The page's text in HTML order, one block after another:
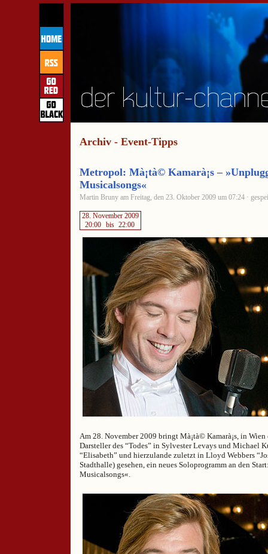
Archiv - Event-Tipps
Metropol: Mà¡tà© Kamarà¡s –
Musicalsongs«
Martin Bruny am Freitag, den 23. Oktober 2009 um 07:24 ·
28. November 2009
20:00 bis 22:00
Am 28. November 2009 bringt Mà¡tà© Kamarà¡s, in
Darsteller des “Todes” in Sylvester Levays und Michael
“Elisabeth” und hierzulande zuletzt in Lloyd Webbers
Stadthalle) gesehen, ein neues Soloprogramm an den
Musicalsongs«.